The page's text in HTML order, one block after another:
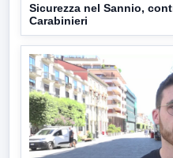
Sicurezza nel Sannio,
Carabinieri